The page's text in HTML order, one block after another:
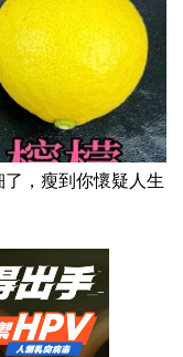
，瘦到你懷疑人生